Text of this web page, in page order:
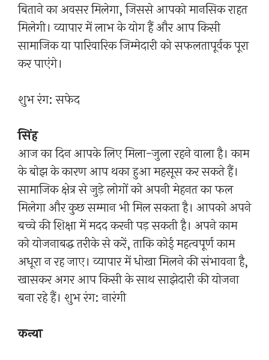
बिताने का अवसर मिलेगा, जिससे आपको मानसिक राहत
मिलेगी। व्यापार में लाभ के योग हैं और आप किसी
सामाजिक या पारिवारिक जिम्मेदारी को सफलतापूर्वक पूरा
कर पाएंगे।
शुभ रंग: सफेद
सिंह
आज का दिन आपके लिए मिला-जुला रहने वाला है। काम
के बोझ के कारण आप थका हुआ महसूस कर सकते हैं।
सामाजिक क्षेत्र से जुड़े लोगों को अपनी मेहनत का फल
मिलेगा और कुछ सम्मान भी मिल सकता है। आपको अपने
बच्चे की शिक्षा में मदद करनी पड़ सकती है। अपने काम
को योजनाबद्ध तरीके से करें, ताकि कोई महत्वपूर्ण काम
अधूरा न रह जाए। व्यापार में धोखा मिलने की संभावना है,
खासकर अगर आप किसी के साथ साझेदारी की योजना
बना रहे हैं। शुभ रंग: नारंगी
कन्या